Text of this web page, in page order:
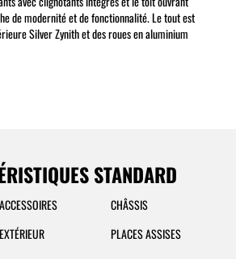
de modernité et de fonctionnalité. Le tout est
Silver Zynith et des roues en aluminium
STANDARD
ACCESSOIRES
CHÂSSIS
EXTÉRIEUR PLACES ASSISES